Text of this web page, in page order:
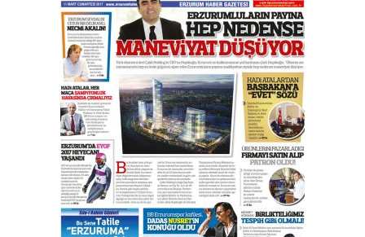
31 Mart 2026 Salı
A. Berhan Yılmaz
BİR BÖLÜM DEĞİL, BİR ÖMÜR
SEÇİYORSUNUZ… “NEDEN
ATATÜRK ÜNİVERSİTESİ?”
28 Temmuz 2026 Salı
Ahmet Gökhan YAZICI
Ahmed Yesevi’den bir Alperen…
”Reisimiz” idi… Hakka yürüdü.!
26 Mart 2026 Perşembe
Cem Bakırcı
Ardında bıraktığı hatıralarıyla
gönül adamı Faruk Terzioğlu!
13 Mayıs 2026 Çarşamba